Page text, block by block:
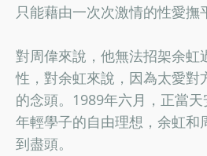
只能藉由一次次激情的性愛撫
對周偉來說，他無法招架余虹
性，對余虹來說，因為太愛對
的念頭。1989年六月，正當
年輕學子的自由理想，余虹和
到盡頭。